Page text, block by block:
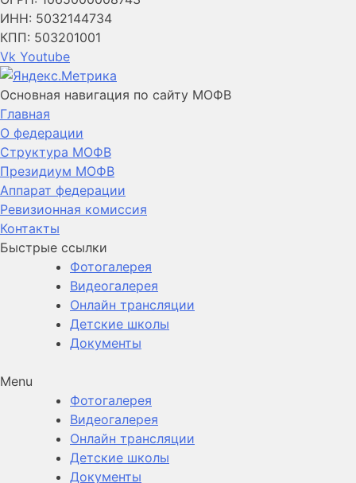
ИНН: 5032144734
КПП: 503201001
Vk Youtube
Основная навигация по сайту МОФВ
Главная
О федерации
Структура МОФВ
Президиум МОФВ
Аппарат федерации
Ревизионная комиссия
Контакты
Быстрые ссылки
Фотогалерея
Видеогалерея
Онлайн трансляции
Детские школы
Документы
Menu
Фотогалерея
Видеогалерея
Онлайн трансляции
Детские школы
Документы